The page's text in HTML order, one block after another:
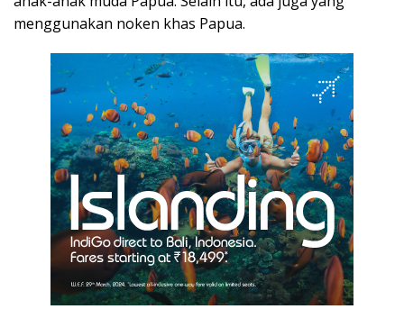
menggunakan noken khas Papua.